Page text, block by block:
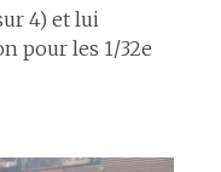
4) et lui
pour les 1/32e